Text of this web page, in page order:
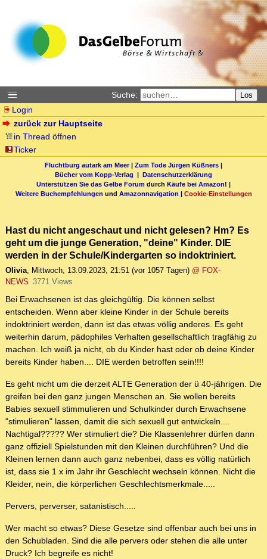
Suche: Los
Login
zurück zur Hauptseite
in Thread öffnen
Ticker
Fluchtburg autark am Meer| Zum Tode Jürgen Küßners |
Bücher vom Kopp-Verlag | Datenschutzerklärung
Unterstützen Sie das Gelbe Forum durch Käufe bei Amazon! |
Weitere Buchempfehlungen und Amazonnavigation | Cookie-Einstellungen
Hast du nicht angeschaut und nicht gelesen? Hm? Es
geht um die junge Generation, "deine" Kinder. DIE
werden in der Schule/Kindergarten so indoktriniert.
Olivia, Mittwoch, 13.09.2023, 21:51 (vor 1057 Tagen) @ FOX-
NEWS 3771 Views
Bei Erwachsenen ist das gleichgültig. Die können selbst
entscheiden. Wenn aber kleine Kinder in der Schule bereits
indoktriniert werden, dann ist das etwas völlig anderes. Es geht
weiterhin darum, pädophiles Verhalten gesellschaftlich tragfähig zu
machen. Ich weiß ja nicht, ob du Kinder hast oder ob deine Kinder
bereits Kinder haben.... DIE werden betroffen sein!!!!
Es geht nicht um die derzeit ALTE Generation der ü 40-jährigen. Die
greifen bei den ganz jungen Menschen an. Sie wollen bereits
Babies sexuell stimmulieren und Schulkinder durch Erwachsene
"stimulieren" lassen, damit die sich sexuell gut entwickeln....
Nachtigal????? Wer stimuliert die? Die Klassenlehrer dürfen dann
ganz offiziell Spielstunden mit den Kleinen durchführen? Und die
Kleinen lernen dann auch ganz nebenbei, dass es völlig natürlich
ist, dass sie 1 x im Jahr ihr Geschlecht wechseln können. Nicht die
Kleider, nein, die körperlichen Geschlechtsmerkmale.....
Pervers, perverser, satanistisch.....
Wer macht so etwas? Diese Gesetze sind offenbar auch bei uns in
den Schubladen. Sind die alle pervers oder stehen die alle unter
Druck? Ich begreife es nicht!